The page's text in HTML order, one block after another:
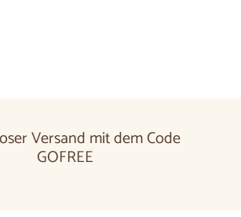
Versand mit dem Code
GOFREE